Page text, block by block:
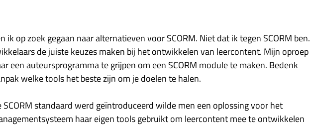
ik op zoek gegaan naar alternatieven voor SCORM. Niet dat ik tegen SCORM ben.
de juiste keuzes maken bij het ontwikkelen van leercontent. Mijn oproep
een auteursprogramma te grijpen om een SCORM module te maken. Bedenk
welke tools het beste zijn om je doelen te halen.
SCORM standaard werd geïntroduceerd wilde men een oplossing voor het
haar eigen tools gebruikt om leercontent mee te ontwikkelen